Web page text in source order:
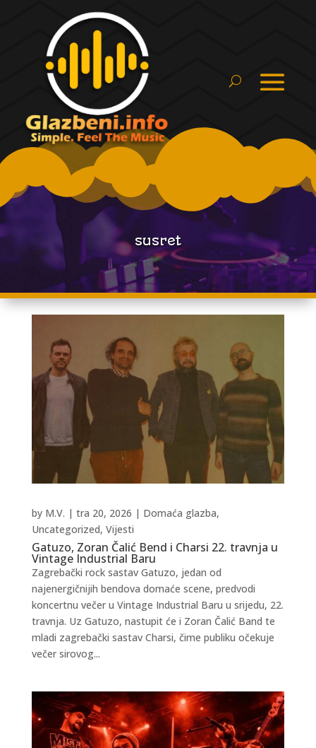
susret
Gatuzo, Zoran Čalić Bend i Charsi 22. travnja u
Vintage Industrial Baru
by M.V. | tra 20, 2026 | Domaća glazba,
Uncategorized, Vijesti
Zagrebački rock sastav Gatuzo, jedan od
najenergičnijih bendova domaće scene, predvodi
koncertnu večer u Vintage Industrial Baru u srijedu, 22.
travnja. Uz Gatuzo, nastupit će i Zoran Čalić Band te
mladi zagrebački sastav Charsi, čime publiku očekuje
večer sirovog...